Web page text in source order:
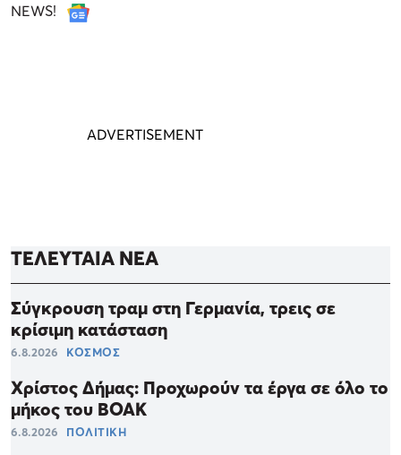
NEWS!
ΤΕΛΕΥΤΑΙΑ ΝΕΑ
Σύγκρουση τραμ στη Γερμανία, τρεις σε
κρίσιμη κατάσταση
6.8.2026 ΚΟΣΜΟΣ
Χρίστος Δήμας: Προχωρούν τα έργα σε όλο το
μήκος του ΒΟΑΚ
6.8.2026 ΠΟΛΙΤΙΚΗ